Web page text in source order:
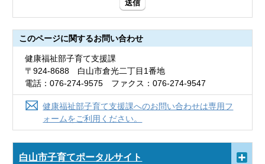
送信
このページに関するお問い合わせ
健康福祉部子育て支援課
〒924-8688 白山市倉光二丁目1番地
電話：076-274-9575 ファクス：076-274-9547
健康福祉部子育て支援課へのお問い合わせは専用フ
ォームをご利用ください。
白山市子育てポータルサイト